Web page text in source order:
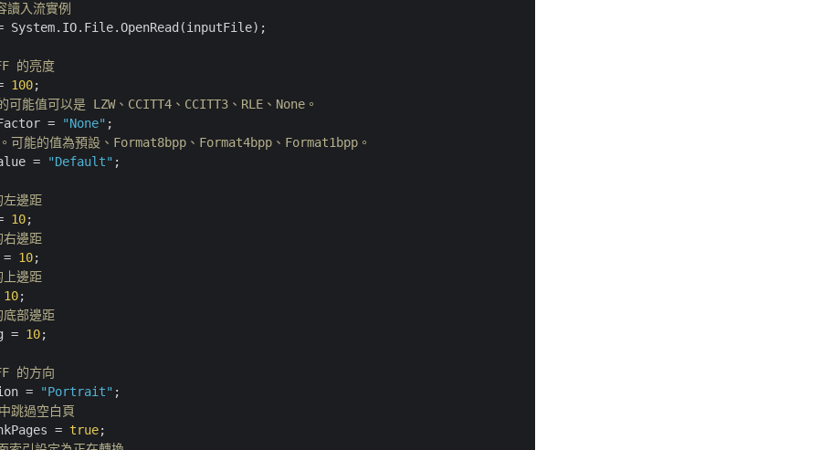
入流實例
System.IO.File.OpenRead(inputFile);
的亮度
100
能值可以是 LZW、CCITT4、CCITT3、RLE、None。
= "None"
可能的值為預設、Format8bpp、Format4bpp、Format1bpp。
= "Default" ;
邊距
10
邊距
10
邊距
10
部邊距
= 10;
的方向
= "Portrait"
跳過空白頁
= true